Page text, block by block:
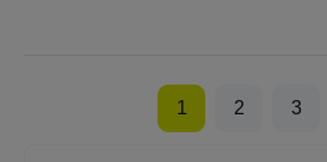
1 2 3